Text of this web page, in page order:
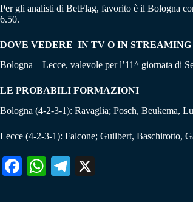
Per gli analisti di BetFlag, favorito è il Bologna
6.50.
DOVE VEDERE IN TV O IN STREAMING
Bologna – Lecce, valevole per l’11^ giornata di
LE PROBABILI FORMAZIONI
Bologna (4-2-3-1): Ravaglia; Posch, Beukema,
Lecce (4-2-3-1): Falcone; Guilbert, Baschirotto,
Fa W
Te